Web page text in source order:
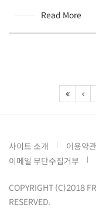
Read More
사이트 소개 이용약관
이메일 무단수집거부
COPYRIGHT (C)2018
RESERVED.